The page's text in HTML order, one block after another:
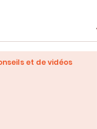
et de vidéos